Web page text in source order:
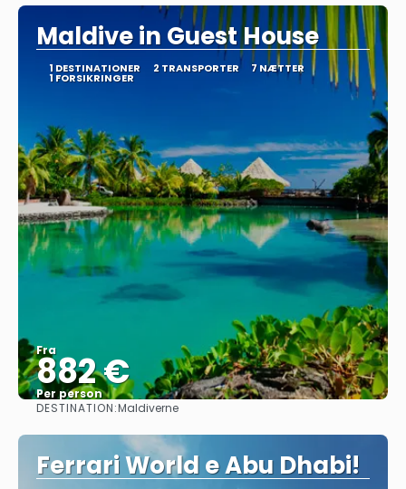
Maldive in Guest House
1 DESTINATIONER 2 TRANSPORTER 7 NÆTTER
1 FORSIKRINGER
Fra
882 €
Per person
DESTINATION:Maldiverne
Ferrari World e Abu Dhabi!